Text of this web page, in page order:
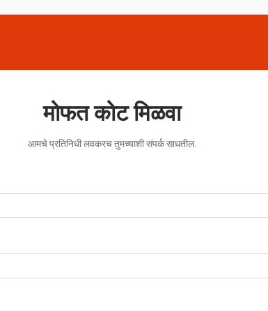
मोफत कोट मिळवा
आमचे प्रतिनिधी लवकरच तुमच्याशी संपर्क साधतील.